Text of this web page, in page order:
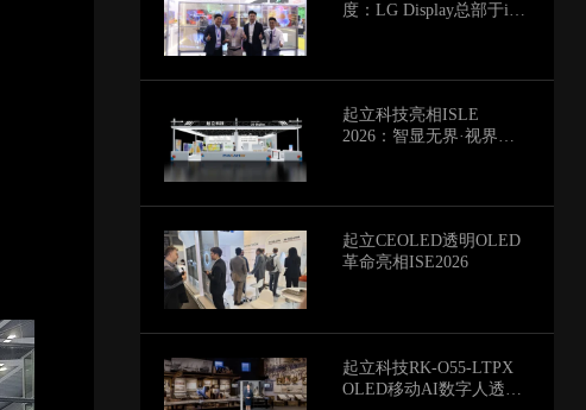
度：LG Display总部于isle
起立科技亮相ISLE
2026：智显无界·视界新
起立CEOLED透明OLED
革命亮相ISE2026
起立科技RK-O55-LTPX
OLED移动AI数字人透明